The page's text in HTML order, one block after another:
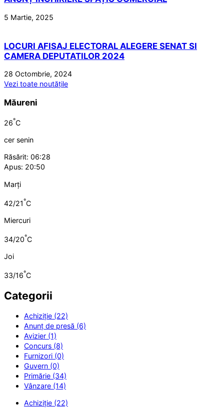
5 Martie, 2025
LOCURI AFISAJ ELECTORAL ALEGERE SENAT SI
CAMERA DEPUTATILOR 2024
28 Octombrie, 2024
Vezi toate noutățile
Măureni
26°C
cer senin
Răsărit: 06:28
Apus: 20:50
Marți
42/21°C
Miercuri
34/20°C
Joi
33/16°C
Categorii
Achiziție (22)
Anunț de presă (6)
Avizier (1)
Concurs (8)
Furnizori (0)
Guvern (0)
Primărie (34)
Vânzare (14)
Achiziție (22)